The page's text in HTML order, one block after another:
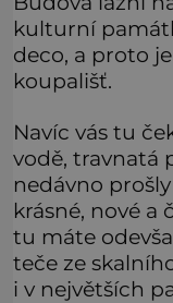
kulturní
deco, a proto
koupališť.
Navíc vás tu
vodě, travnatá
nedávno
krásné, nové a
tu máte
teče ze
i v největších